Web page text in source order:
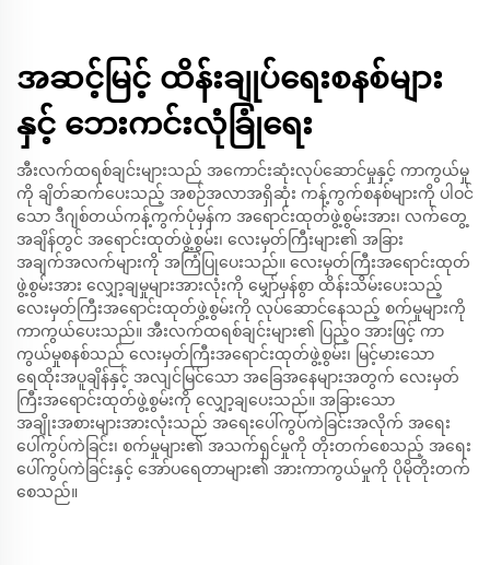
အဆင့်မြင့် ထိန်းချုပ်ရေးစနစ်များ
နှင့် ဘေးကင်းလုံခြုံရေး
အီးလက်ထရစ်ချင်းများသည် အကောင်းဆုံးလုပ်ဆောင်မှုနှင့် ကာကွယ်မှု
ကို ချိတ်ဆက်ပေးသည့် အစဉ်အလာအရှိဆုံး ကန့်ကွက်စနစ်များကို ပါဝင်
သော ဒီဂျစ်တယ်ကန့်ကွက်ပုံမှန်က အရောင်းထုတ်ဖွဲ့စွမ်းအား၊ လက်တွေ့
အချိန်တွင် အရောင်းထုတ်ဖွဲ့စွမ်း၊ လေးမှတ်ကြီးများ၏ အခြား
အချက်အလက်များကို အကြံပြုပေးသည်။ လေးမှတ်ကြီးအရောင်းထုတ်
ဖွဲ့စွမ်းအား လျှော့ချမှုများအားလုံးကို မျှော်မှန်စွာ ထိန်းသိမ်းပေးသည့်
လေးမှတ်ကြီးအရောင်းထုတ်ဖွဲ့စွမ်းကို လုပ်ဆောင်နေသည့် စက်မှုများကို
ကာကွယ်ပေးသည်။ အီးလက်ထရစ်ချင်းများ၏ ပြည့်ဝ အားဖြင့် ကာ
ကွယ်မှုစနစ်သည် လေးမှတ်ကြီးအရောင်းထုတ်ဖွဲ့စွမ်း၊ မြင့်မားသော
ရေထိုးအပူချိန်နှင့် အလျင်မြင်သော အခြေအနေများအတွက် လေးမှတ်
ကြီးအရောင်းထုတ်ဖွဲ့စွမ်းကို လျှော့ချပေးသည်။ အခြားသော
အချိုးအစားများအားလုံးသည် အရေးပေါ်ကွပ်ကဲခြင်းအလိုက် အရေး
ပေါ်ကွပ်ကဲခြင်း၊ စက်မှုများ၏ အသက်ရှင်မှုကို တိုးတက်စေသည့် အရေး
ပေါ်ကွပ်ကဲခြင်းနှင့် အော်ပရေတာများ၏ အားကာကွယ်မှုကို ပိုမိုတိုးတက်
စေသည်။